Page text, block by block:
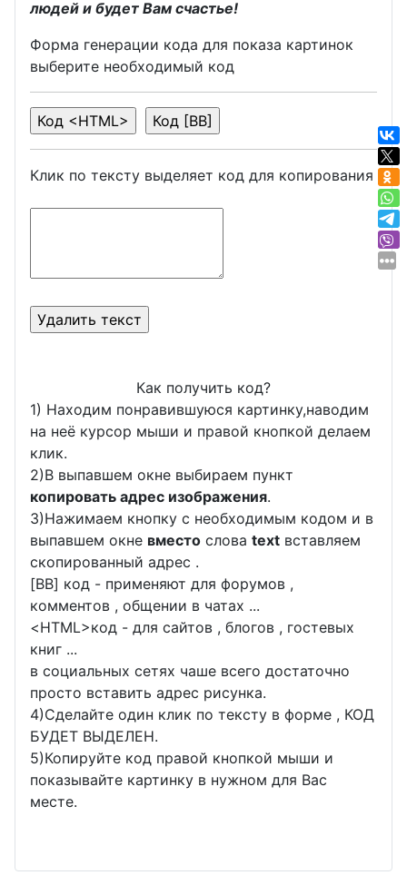
людей и будет Вам счастье!
Форма генерации кода для показа картинок
выберите необходимый код
Клик по тексту выделяет код для копирования
Как получить код?
1) Находим понравившуюся картинку,наводим
на неё курсор мыши и правой кнопкой делаем
клик.
2)В выпавшем окне выбираем пункт
копировать адрес изображения.
3)Нажимаем кнопку с необходимым кодом и в
выпавшем окне вместо слова text вставляем
скопированный адрес .
[BB] код - применяют для форумов ,
комментов , общении в чатах ...
<HTML>код - для сайтов , блогов , гостевых
книг ...
в социальных сетях чаше всего достаточно
просто вставить адрес рисунка.
4)Сделайте один клик по тексту в форме , КОД
БУДЕТ ВЫДЕЛЕН.
5)Копируйте код правой кнопкой мыши и
показывайте картинку в нужном для Вас
месте.